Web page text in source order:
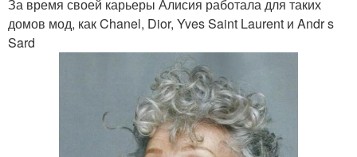
За время своей карьеры Алисия работала для таких
домов мод, как Chanel, Dior, Yves Saint Laurent и Andr s
Sard